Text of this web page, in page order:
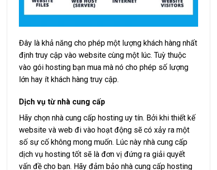
Đây là khả năng cho phép một lượng khách hàng nhất
định truy cập vào website cùng một lúc. Tuỳ thuộc
vào gói hosting bạn mua mà nó cho phép số lượng
lớn hay ít khách hàng truy cập.
Dịch vụ từ nhà cung cấp
Hãy chọn nhà cung cấp hosting uy tín. Bởi khi thiết kế
website và web đi vào hoạt động sẽ có xảy ra một
số sự cố không mong muốn. Lúc này nhà cung cấp
dịch vụ hosting tốt sẽ là đơn vị đứng ra giải quyết
vấn đề cho bạn. Hãy đảm bảo nhà cung cấp hosting